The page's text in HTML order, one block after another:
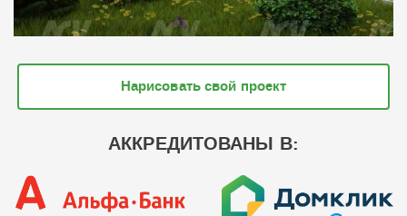
Нарисовать свой проект
АККРЕДИТОВАНЫ В: